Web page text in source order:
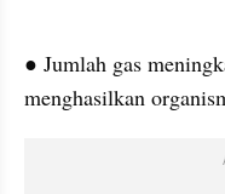
● Jumlah gas
menghasilkan